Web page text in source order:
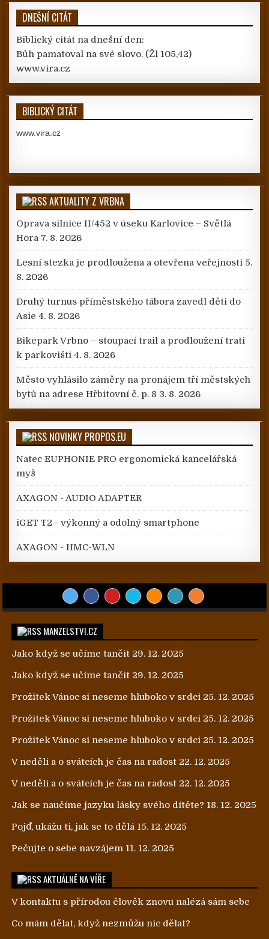
DNEŠNÍ CITÁT
Biblický citát na dnešní den:
Bůh pamatoval na své slovo. (Žl 105,42)
www.vira.cz
BIBLICKÝ CITÁT
www.vira.cz
AKTUALITY Z VRBNA
Oprava silnice II/452 v úseku Karlovice – Světlá
Hora 7. 8. 2026
Lesní stezka je prodloužena a otevřena veřejnosti 5.
8. 2026
Druhý turnus příměstského tábora zavedl děti do
Asie 4. 8. 2026
Bikepark Vrbno – stoupací trail a prodloužení trati
k parkovišti 4. 8. 2026
Město vyhlásilo záměry na pronájem tří městských
bytů na adrese Hřbitovní č. p. 8 3. 8. 2026
NOVINKY PROPOS.EU
Natec EUPHONIE PRO ergonomická kancelářská
myš
AXAGON - AUDIO ADAPTER
iGET T2 - výkonný a odolný smartphone
AXAGON - HMC-WLN
MANZELSTVI.CZ
Jako když se učíme tančit 29. 12. 2025
Jako když se učíme tančit 29. 12. 2025
Prožitek Vánoc si neseme hluboko v srdci 25. 12. 2025
Prožitek Vánoc si neseme hluboko v srdci 25. 12. 2025
Prožitek Vánoc si neseme hluboko v srdci 25. 12. 2025
V neděli a o svátcích je čas na radost 22. 12. 2025
V neděli a o svátcích je čas na radost 22. 12. 2025
Jak se naučíme jazyku lásky svého dítěte? 18. 12. 2025
Pojď, ukážu ti, jak se to dělá 15. 12. 2025
Pečujte o sebe navzájem 11. 12. 2025
AKTUÁLNĚ NA VÍŘE
V kontaktu s přírodou člověk znovu nalézá sám sebe
Co mám dělat, když nezmůžu nic dělat?